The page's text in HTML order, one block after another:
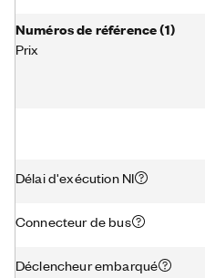
Numéros de référence(1)
Prix
Délai d'exécution NI
Connecteur de bus
Déclencheur embarqué